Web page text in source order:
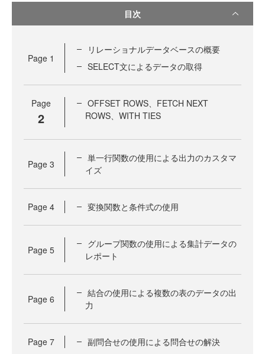
目次
Page 1
リレーショナルデータベースの概要
SELECT文によるデータの取得
Page
2
OFFSET ROWS、FETCH NEXT
ROWS、WITH TIES
Page 3
単一行関数の使用による出力のカスタマ
イズ
Page 4 変換関数と条件式の使用
Page 5
グループ関数の使用による集計データの
レポート
Page 6
結合の使用による複数の表のデータの出
力
Page 7 副問合せの使用による問合せの解決